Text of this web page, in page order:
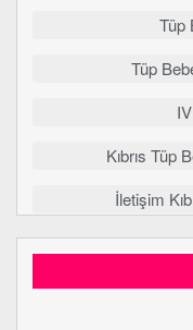
Tüp
Tüp
Kıbrıs Tüp
İletişim